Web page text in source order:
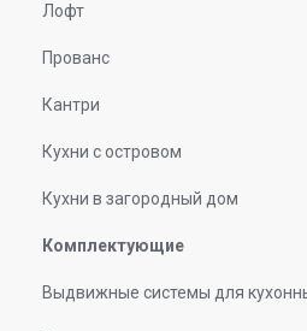
Лофт
Прованс
Кантри
Кухни с островом
Кухни в загородный дом
Комплектующие
Выдвижные системы для